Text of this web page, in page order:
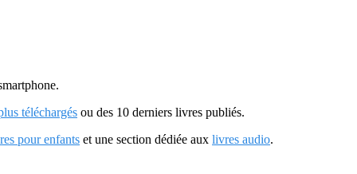
téléchargés ou des 10 derniers livres publiés.
pour enfants et une section dédiée aux livres audio.